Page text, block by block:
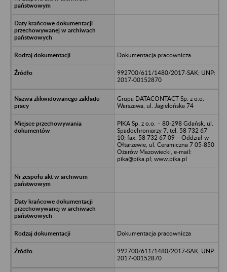
Dokumentacja pracownicza
992700/611/1480/2017-SAK; UNP:
2017-00152870
Grupa DATACONTACT Sp. z o.o. -
Warszawa, ul. Jagielońska 74
PIKA Sp. z o.o. – 80-298 Gdańsk, ul.
Spadochroniarzy 7, tel. 58 732 67
10; fax. 58 732 67 09 – Oddział w
Ołtarzewie, ul. Ceramiczna 7 05-850
Ożarów Mazowiecki, e-mail:
pika@pika.pl; www.pika.pl
Dokumentacja pracownicza
992700/611/1480/2017-SAK; UNP:
2017-00152870